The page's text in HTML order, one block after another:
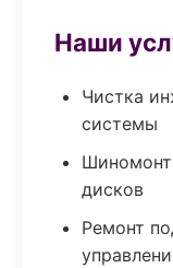
Наши
Чистка
системы
дисков
Ремонт